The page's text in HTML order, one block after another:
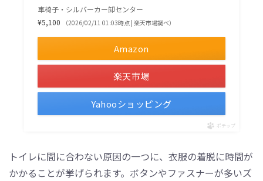
車椅子・シルバーカー卸センター
¥5,100
（2026/02/11 01:03時点 | 楽天市場調べ）
Amazon
楽天市場
Yahooショッピング
ポチップ
トイレに間に合わない原因の一つに、衣服の着脱に時間が
かかることが挙げられます。ボタンやファスナーが多いズ